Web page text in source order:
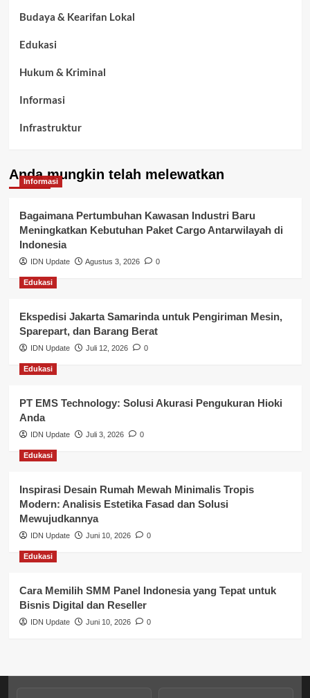
Budaya & Kearifan Lokal
Edukasi
Hukum & Kriminal
Informasi
Infrastruktur
Kepegawaian & ASN Banyuasin
Kesehatan
Keuangan
Lalu Lintas
Layanan Publik Kabupaten Banyuasin
Nasional
Pemerintahan
Pendidikan
Perbankan & Keuangan
Perpajakan & Keuangan
Profil Wilayah Banyuasin
Sosial & Budaya
Sosial & Kesejahteraan
Anda mungkin telah melewatkan
Informasi
Bagaimana Pertumbuhan Kawasan Industri Baru
Meningkatkan Kebutuhan Paket Cargo Antarwilayah di
Indonesia
IDN Update Agustus 3, 2026 0
Edukasi
Ekspedisi Jakarta Samarinda untuk Pengiriman Mesin,
Sparepart, dan Barang Berat
IDN Update Juli 12, 2026 0
Edukasi
PT EMS Technology: Solusi Akurasi Pengukuran Hioki
Anda
IDN Update Juli 3, 2026 0
Edukasi
Inspirasi Desain Rumah Mewah Minimalis Tropis
Modern: Analisis Estetika Fasad dan Solusi
Mewujudkannya
IDN Update Juni 10, 2026 0
Edukasi
Cara Memilih SMM Panel Indonesia yang Tepat untuk
Bisnis Digital dan Reseller
IDN Update Juni 10, 2026 0